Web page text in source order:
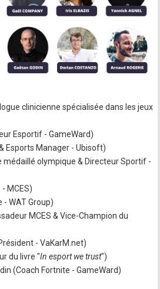
clinicienne spécialisée dans les jeux
Esportif - GameWard)
Esports Manager - Ubisoft)
médaillé olympique & Directeur Sportif -
MCES)
- WAT Group)
MCES & Vice-Champion du
- VaKarM.net)
du livre "In esport we trust")
(Coach Fortnite - GameWard)